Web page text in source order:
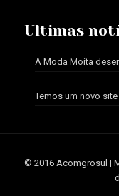
Ultimas
A Moda Moita
Temos um novo site
© 2016 Acomgrosul |